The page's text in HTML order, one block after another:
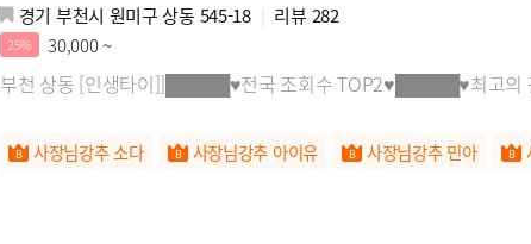
경기 부천시 원미구 상동 545-18 리뷰 282
25% 30,000 ~
부천 상동 [인생타이]]█████♥전국 조회수 TOP2♥█████♥최고의
사장님강추 소다 사장님강추 아이유 사장님강추 민아